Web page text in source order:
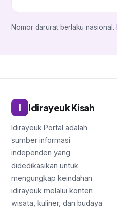
Nomor darurat berlaku nasional.
I Idirayeuk Kisah
Idirayeuk Portal adalah
sumber informasi
independen yang
didedikasikan untuk
mengungkap keindahan
idirayeuk melalui konten
wisata, kuliner, dan budaya